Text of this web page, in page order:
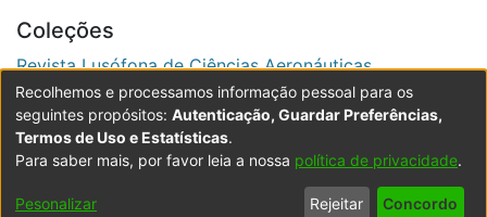
Coleções
Revista Lusófona de Ciências Aeronáuticas
Ver registo completo
Powered by DSpace Copyright © 2003-2026LYRASIS
Configurações
Política de
Termos
Contacte-
Recolhemos e processamos informação pessoal para os
seguintes propósitos: Autenticação, Guardar Preferências,
Termos de Uso e Estatísticas.
Para saber mais, por favor leia a nossa política de privacidade.
Pesonalizar Rejeitar Concordo